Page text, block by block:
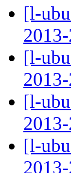
[l-
[l-
[l-
[l-